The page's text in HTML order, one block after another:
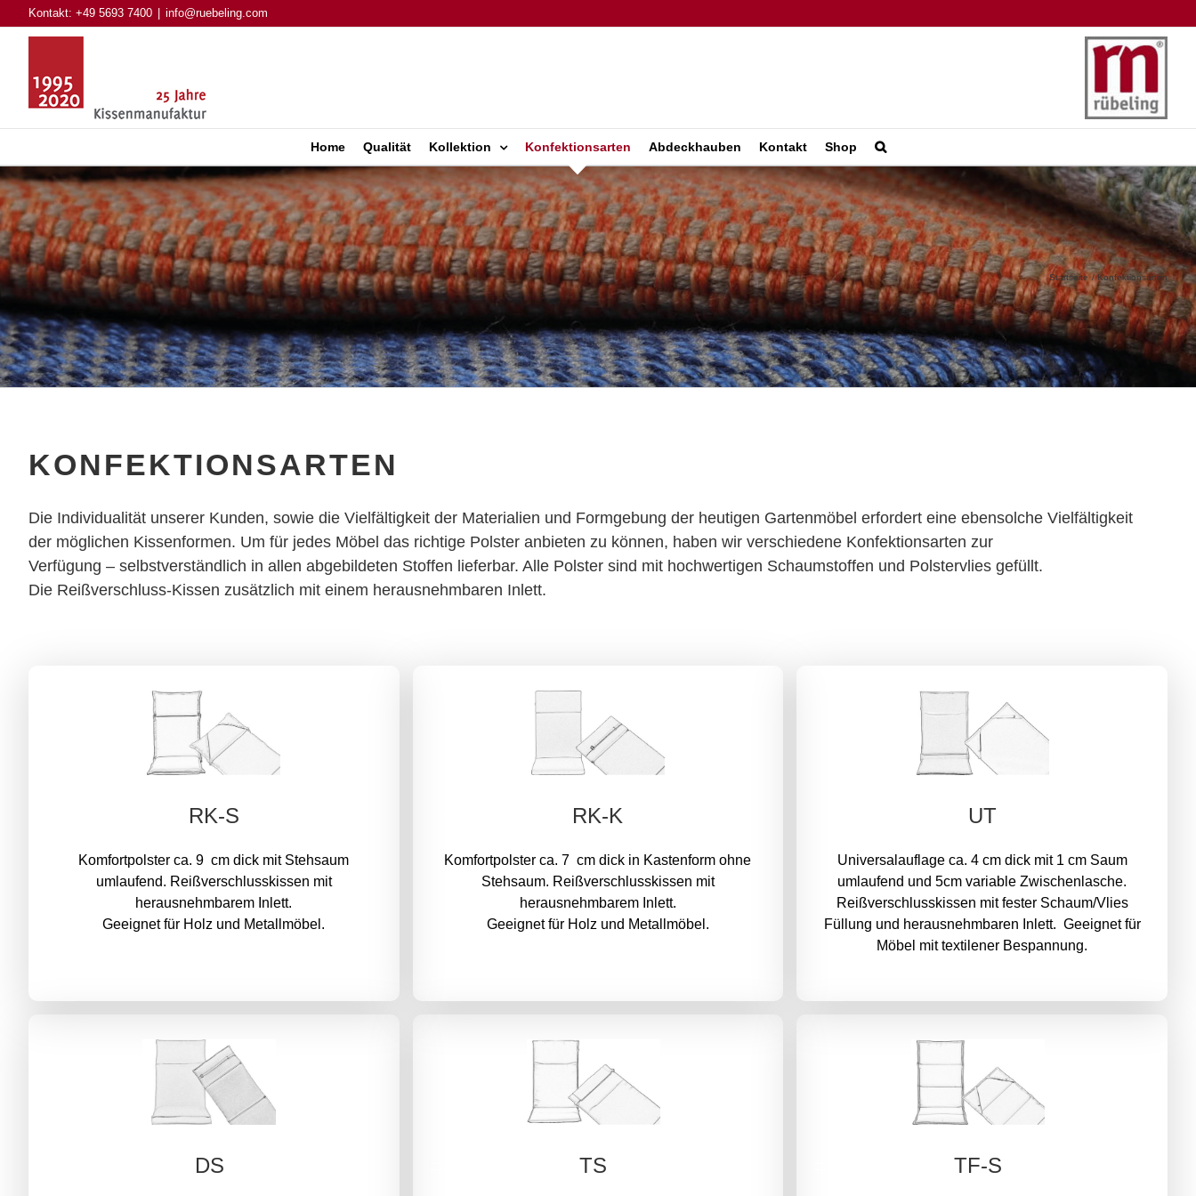
Inhalt
Kontakt: +49 5693 7400 info@ruebeling.com
Home Qualität Kollektion Konfektionsarten Abdeckhauben Kontakt Shop
Startseite Konfektionsarten
KONFEKTIONSARTEN
Die Individualität unserer Kunden, sowie die Vielfältigkeit der Materialien und Formgebung der heutigen Gartenmöbel erfordert eine ebensolche Vielfältigkeit
der möglichen Kissenformen. Um für jedes Möbel das richtige Polster anbieten zu können, haben wir verschiedene Konfektionsarten zur
Verfügung – selbstverständlich in allen abgebildeten Stoffen lieferbar. Alle Polster sind mit hochwertigen Schaumstoffen und Polstervlies gefüllt.
Die Reißverschluss-Kissen zusätzlich mit einem herausnehmbaren Inlett.
RK-S
Komfortpolster ca. 9 cm dick mit Stehsaum
umlaufend. Reißverschlusskissen mit
herausnehmbarem Inlett.
Geeignet für Holz und Metallmöbel.
RK-K
Komfortpolster ca. 7 cm dick in Kastenform ohne
Stehsaum. Reißverschlusskissen mit
herausnehmbarem Inlett.
Geeignet für Holz und Metallmöbel.
UT
Universalauflage ca. 4 cm dick mit 1 cm Saum
umlaufend und 5cm variable Zwischenlasche.
Reißverschlusskissen mit fester Schaum/Vlies
Füllung und herausnehmbaren Inlett. Geeignet für
Möbel mit textilener Bespannung.
DS TS TF-S